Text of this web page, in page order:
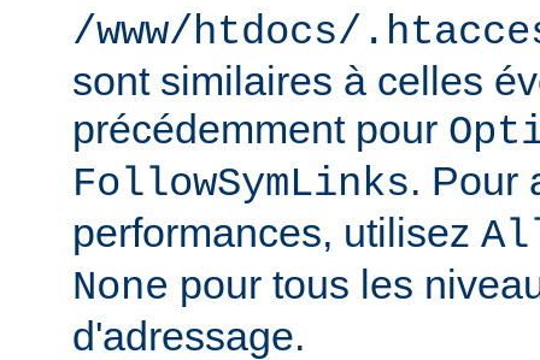
/www/htdocs/
sont similaires à celles
précédemment pour
FollowSymLinks. Pour
performances, utilisez
None pour tous les
d'adressage.